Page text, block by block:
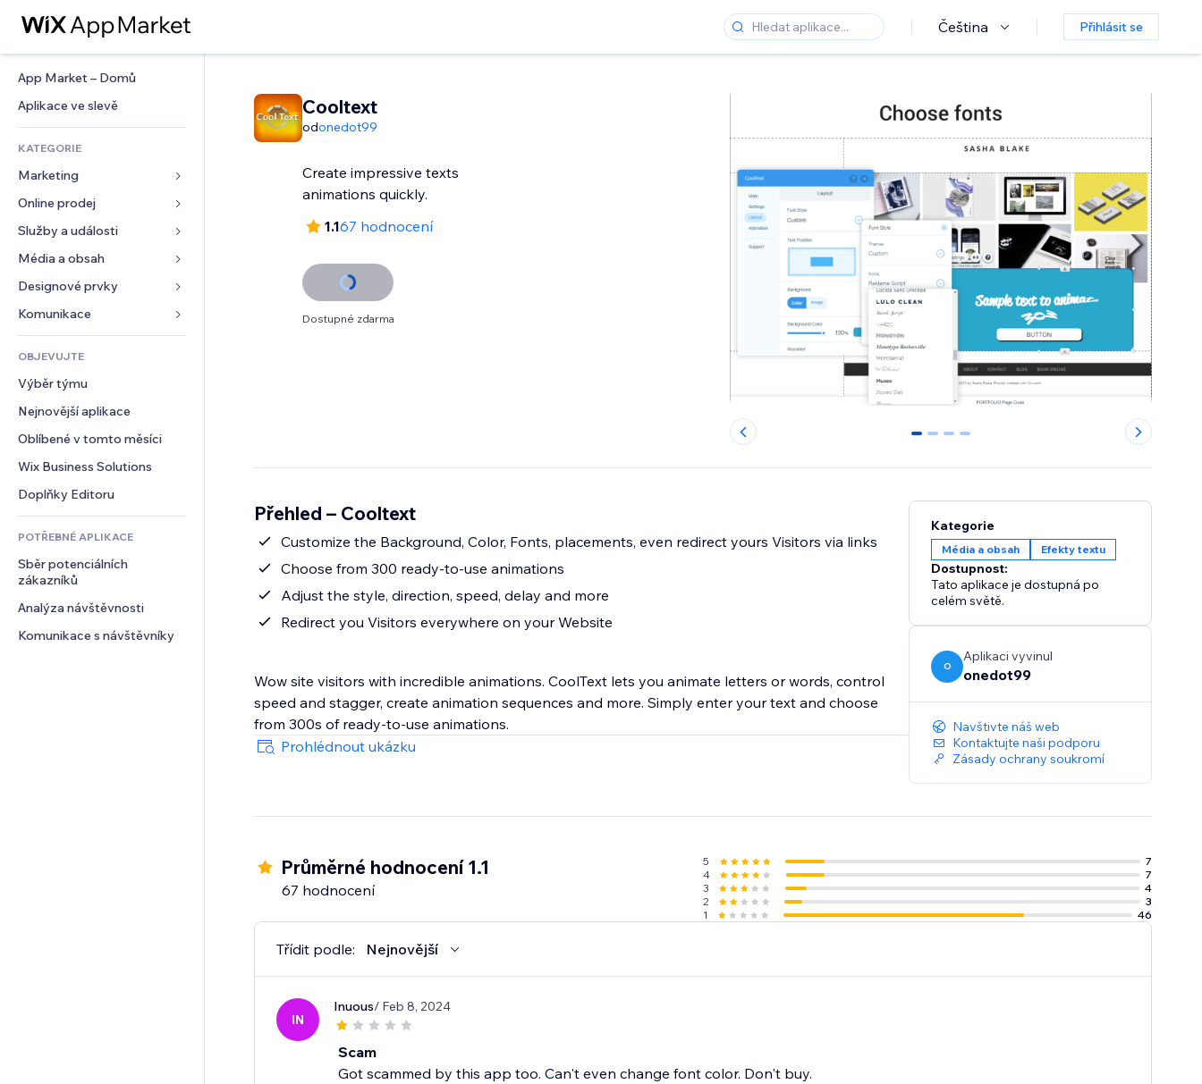
Čeština Přihlásit se
App Market – Domů
Aplikace ve slevě
KATEGORIE
Marketing
Reklamy
Mobilní zařízení
Analytika
Výpisy webu
E‑mail
Online prodej
Aplikace pro obchody
Doprava a doručení
Tlačítka pro prodej
Účetnictví
Kupóny a věrnostní programy
Skladování
Jídlo a nápoje
Služby a události
Ubytování
Události
Restaurace
Nemovitosti
Rezervace
Média a obsah
Galerie
Hudba
Podcasty
Fotografie
Video
PDF
Sdílení souborů
Novinky
Designové prvky
Mapy a navigace
Soukromí a bezpečnost
Hodiny
Šablony stránek
Efekty pro obrázky
Tlačítka a nabídky
Bannery a odznaky
Kalkulačky
Vyhledávání
Počasí
Tabulky a grafy
Formuláře
Ankety
Chat
Komentáře
Telefon
Komunita
Reference a recenze
CRM
OBJEVUJTE
Výběr týmu
Nejnovější aplikace
Oblíbené v tomto měsíci
Wix Business Solutions
Doplňky Editoru
POTŘEBNÉ APLIKACE
Sběr potenciálních
zákazníků
Analýza návštěvnosti
Komunikace s návštěvníky
Cooltext
odonedot99
Create impressive texts
animations quickly.
1.167 hodnocení
Dostupné zdarma
0 1 2 3
Přehled – Cooltext
Customize the Background, Color, Fonts, placements, even redirect yours Visitors via links
Choose from 300 ready-to-use animations
Adjust the style, direction, speed, delay and more
Redirect you Visitors everywhere on your Website
Wow site visitors with incredible animations. CoolText lets you animate letters or words, control
speed and stagger, create animation sequences and more. Simply enter your text and choose
from 300s of ready-to-use animations.
Prohlédnout ukázku
Kategorie
Média a obsah Efekty textu
Dostupnost:
Tato aplikace je dostupná po
celém světě.
O
Aplikaci vyvinul
onedot99
Navštivte náš web
Kontaktujte naši podporu
Zásady ochrany soukromí
Průměrné hodnocení 1.1
67 hodnocení
5
7
4
7
3
4
2
3
1
46
Třídit podle: Nejnovější
IN
Inuous/ Feb 8, 2024
Scam
Got scammed by this app too. Can't even change font color. Don't buy.